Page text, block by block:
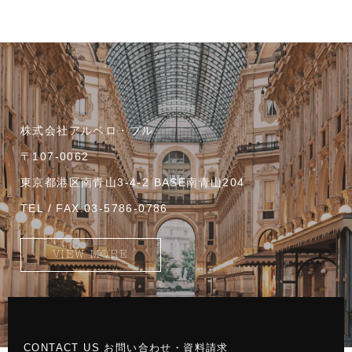
株式会社アルベロ・ブル
〒107-0062
東京都港区南青山3-4-2 BASE南青山204
TEL / FAX:03-5786-0786
VIEW MORE
CONTACT US お問い合わせ・資料請求